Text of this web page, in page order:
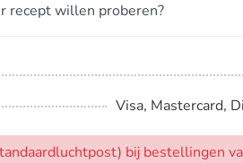
recept willen proberen?
Visa, Mastercard,
bij bestellingen